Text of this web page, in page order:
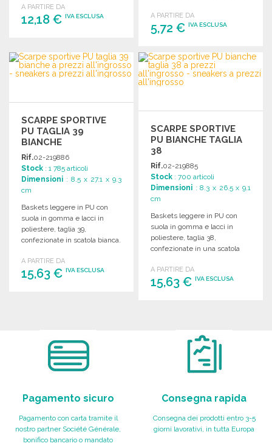
A PARTIRE DA
12,18 € IVA ESCLUSA
Richiedi un preventivo
A PARTIRE DA
5,72 €IVA ESCLUSA
ORDINARE
Richiedi un preventivo
SCARPE SPORTIVE
PU TAGLIA 39
BIANCHE
Rif.02-219886
Stock : 1 785 articoli
Dimensioni : 8.5 x 27.1 x 9.3
cm
Baskets leggere in PU con
suola in gomma e lacci in
poliestere, taglia 39,
confezionate in scatola bianca.
A PARTIRE DA
15,63 € IVA ESCLUSA
SCARPE SPORTIVE
PU BIANCHE TAGLIA
38
Rif.02-219885
Stock : 700 articoli
Dimensioni : 8.3 x 26.5 x 9.1
cm
Baskets leggere in PU con
suola in gomma e lacci in
poliestere, taglia 38,
confezionate in una scatola
A PARTIRE DA
15,63 €IVA ESCLUSA
Pagamento sicuro
Pagamento con carta tramite il
nostro partner Société Générale,
bonifico bancario o mandato
Consegna rapida
Consegna dei prodotti entro 3-5
giorni lavorativi, in tutta Europa